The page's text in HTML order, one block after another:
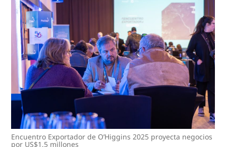
Encuentro Exportador de O’Higgins 2025 proyecta negocios
por US$1,5 millones